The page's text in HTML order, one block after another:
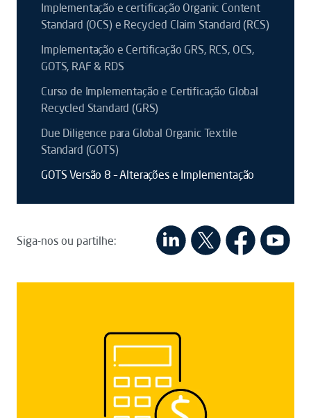
Implementação e certificação Organic Content
Standard (OCS) e Recycled Claim Standard (RCS)
Implementação e Certificação GRS, RCS, OCS,
GOTS, RAF & RDS
Curso de Implementação e Certificação Global
Recycled Standard (GRS)
Due Diligence para Global Organic Textile
Standard (GOTS)
GOTS Versão 8 – Alterações e Implementação
Siga-nos ou partilhe: